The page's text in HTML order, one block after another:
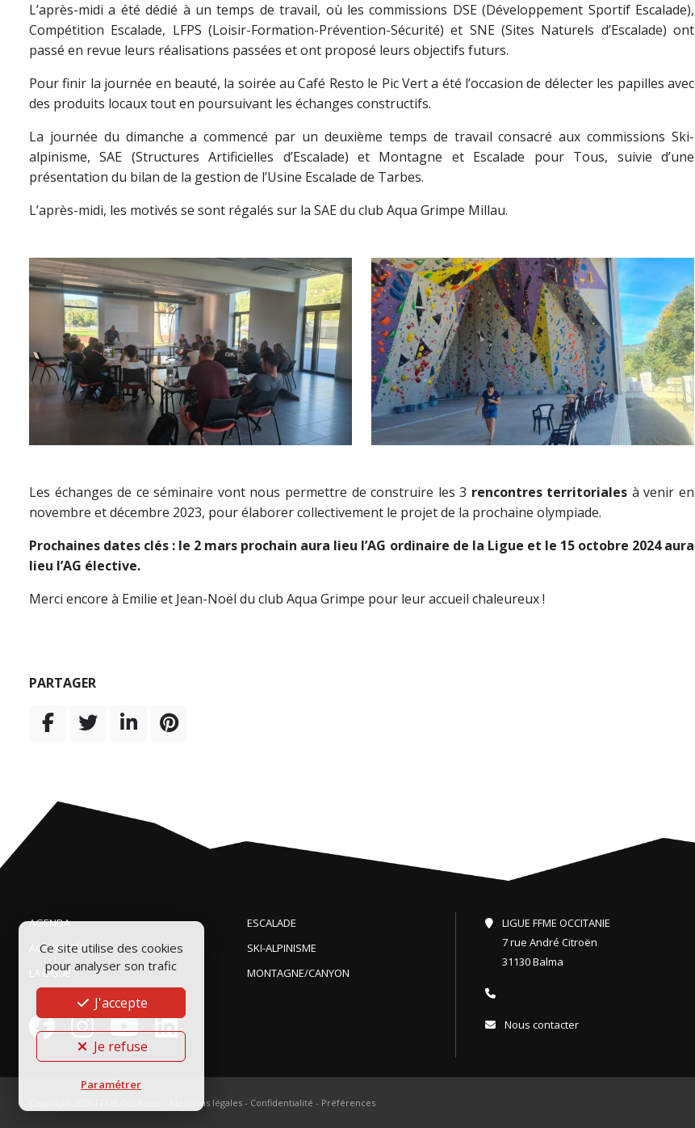
L’après-midi a été dédié à un temps de travail, où les commissions DSE (Développement Sportif Escalade),
Compétition Escalade, LFPS (Loisir-Formation-Prévention-Sécurité) et SNE (Sites Naturels d’Escalade) ont
passé en revue leurs réalisations passées et ont proposé leurs objectifs futurs.
Pour finir la journée en beauté, la soirée au Café Resto le Pic Vert a été l’occasion de délecter les papilles avec
des produits locaux tout en poursuivant les échanges constructifs.
La journée du dimanche a commencé par un deuxième temps de travail consacré aux commissions Ski-
alpinisme, SAE (Structures Artificielles d’Escalade) et Montagne et Escalade pour Tous, suivie d’une
présentation du bilan de la gestion de l’Usine Escalade de Tarbes.
L’après-midi, les motivés se sont régalés sur la SAE du club Aqua Grimpe Millau.
Les échanges de ce séminaire vont nous permettre de construire les 3 rencontres territoriales à venir en
novembre et décembre 2023, pour élaborer collectivement le projet de la prochaine olympiade.
Prochaines dates clés : le 2 mars prochain aura lieu l’AG ordinaire de la Ligue et le 15 octobre 2024 aura
lieu l’AG élective.
Merci encore à Emilie et Jean-Noël du club Aqua Grimpe pour leur accueil chaleureux !
PARTAGER
AGENDA
ACTUALITÉS
LA LIGUE
ESCALADE
SKI-ALPINISME
MONTAGNE/CANYON
LIGUE FFME OCCITANIE
7 rue André Citroën
31130 Balma
Nous contacter
Mentions légales - Confidentialité - Préférences
Ce site utilise des cookies
pour analyser son trafic
J'accepte
Je refuse
Paramétrer